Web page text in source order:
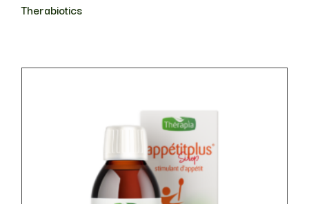
Therabiotics